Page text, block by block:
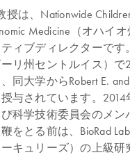
授は、Nationwide
Medicine（オハイ
ィブディレクターです
リ州セントルイス）で
同大学からRobert E. and
与されています。2014
科学技術委員会のメン
をとる前は、BioRad
キュリーズ）の上級研